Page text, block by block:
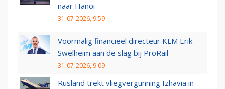
naar Hanoi
31-07-2026, 9:59
Voormalig financieel directeur KLM Erik
Swelheim aan de slag bij ProRail
31-07-2026, 9:09
Rusland trekt vliegvergunning Izhavia in